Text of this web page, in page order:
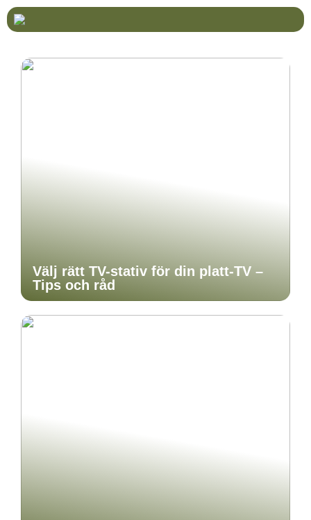
Välj rätt TV-stativ för din platt-TV –
Tips och råd